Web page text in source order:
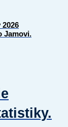
Jamovi.